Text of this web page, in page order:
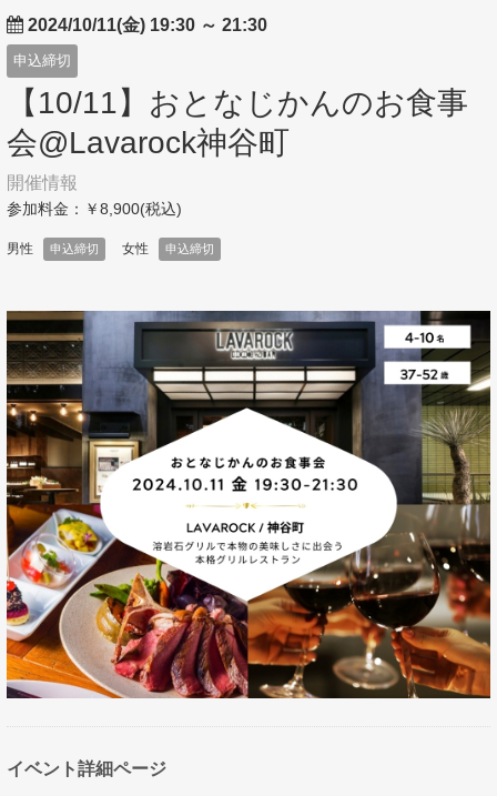
2024/10/11(金) 19:30 ～ 21:30
申込締切
【10/11】おとなじかんのお食事
会@Lavarock神谷町
開催情報
参加料金：￥8,900(税込)
男性 申込締切 女性 申込締切
イベント詳細ページ